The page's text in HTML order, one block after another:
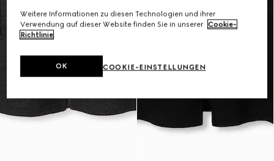
Weitere Informationen zu diesen Technologien und ihrer
Verwendung auf dieser Website finden Sie in unserer Cookie-
Richtlinie.
COOKIE-EINSTELLUNGEN
OK